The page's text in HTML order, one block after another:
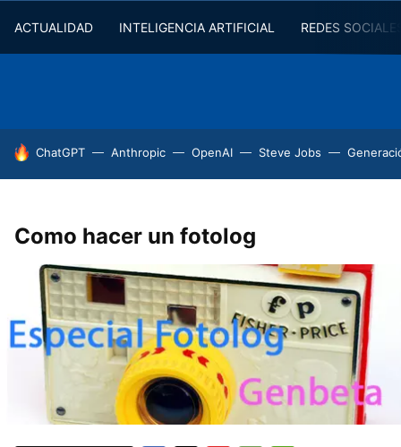
ACTUALIDAD INTELIGENCIA ARTIFICIAL REDES
HOY SE HABLA DE
ChatGPT Anthropic OpenAI Steve Jobs
Como hacer un fotolog